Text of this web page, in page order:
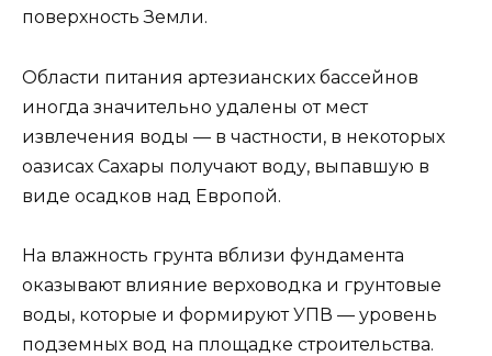
поверхность Земли.
Области питания артезианских бассейнов
иногда значительно удалены от мест
извлечения воды — в частности, в некоторых
оазисах Сахары получают воду, выпавшую в
виде осадков над Европой.
На влажность грунта вблизи фундамента
оказывают влияние верховодка и грунтовые
воды, которые и формируют УПВ — уровень
подземных вод на площадке строительства.